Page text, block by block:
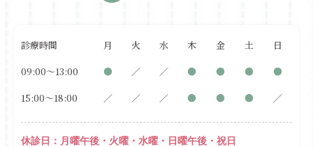
診療時間 月 火 水 木 金 土
日
09:00〜13:00
● ／ ／ ● ● ●
●
15:00〜18:00
／ ／ ／ ● ● ● ／
休診日：月曜午後・火曜・水曜・日曜午後・祝日